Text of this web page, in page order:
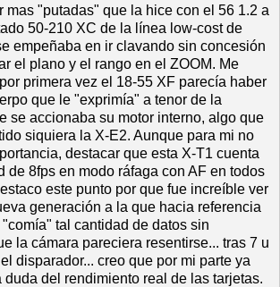
mas "putadas" que la hice con el 56 1.2 a
50-210 XC de la línea low-cost de
empeñaba en ir clavando sin concesión
el plano y el rango en el ZOOM. Me
primera vez el 18-55 XF parecía haber
que le "exprimía" a tenor de la
se accionaba su motor interno, algo que
siquiera la X-E2. Aunque para mi no
destacar que esta X-T1 cuenta
de 8fps en modo ráfaga con AF en todos
este punto por que fue increíble ver
generación a la que hacia referencia
tal cantidad de datos sin
la cámara pareciera resentirse... tras 7 u
disparador... creo que por mi parte ya
duda del rendimiento real de las tarjetas.